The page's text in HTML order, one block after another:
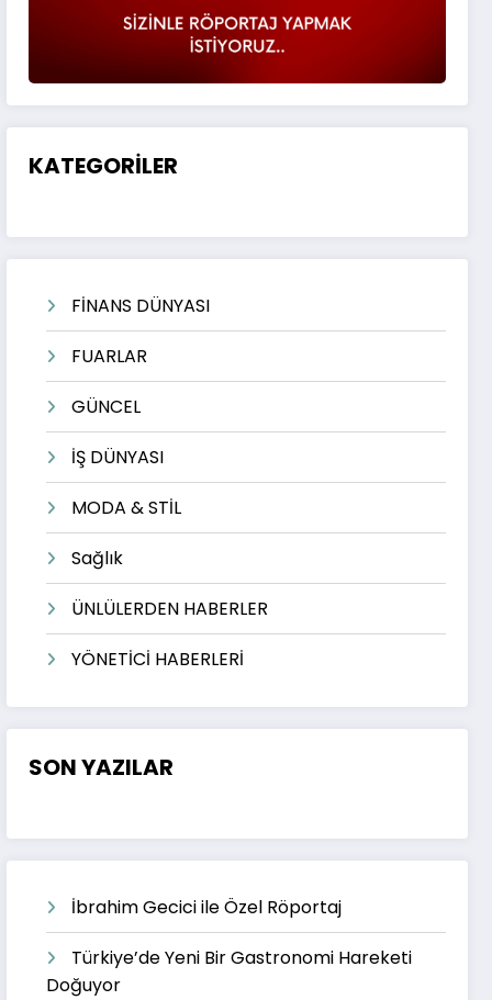
KATEGORİLER
FİNANS DÜNYASI
FUARLAR
GÜNCEL
İŞ DÜNYASI
MODA & STİL
Sağlık
ÜNLÜLERDEN HABERLER
YÖNETİCİ HABERLERİ
SON YAZILAR
İbrahim Gecici ile Özel Röportaj
Türkiye’de Yeni Bir Gastronomi Hareketi
Doğuyor